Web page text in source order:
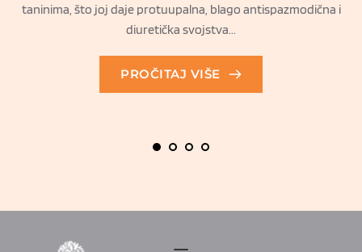
taninima, što joj daje protuupalna, blago antispazmodična i
diuretička svojstva...
PROČITAJ VIŠE